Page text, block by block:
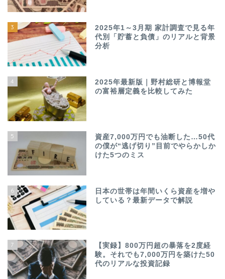
3
2025年1～3月期 家計調査で見る年
代別「貯蓄と負債」のリアルと背景
分析
4
2025年最新版｜野村総研と博報堂
の富裕層定義を比較してみた
5
資産7,000万円でも油断した…50代
の僕が“逃げ切り”目前でやらかしか
けた5つのミス
6
日本の世帯は年間いくら資産を増や
している？最新データで解説
7
【実録】800万円超の暴落を2度経
験。それでも7,000万円を築けた50
代のリアルな投資記録